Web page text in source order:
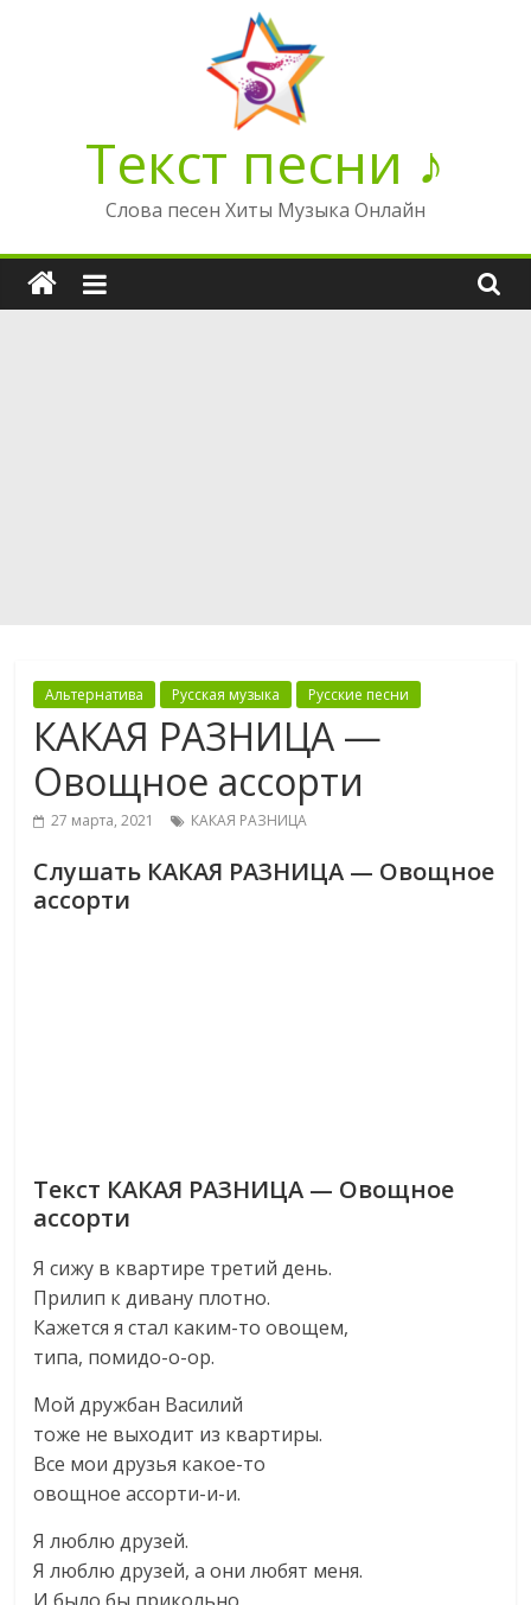
Текст песни ♪
Слова песен Хиты Музыка Онлайн
Альтернатива Русская музыка Русские песни
КАКАЯ РАЗНИЦА —
Овощное ассорти
27 марта, 2021 КАКАЯ РАЗНИЦА
Слушать КАКАЯ РАЗНИЦА — Овощное
ассорти
Текст КАКАЯ РАЗНИЦА — Овощное
ассорти
Я сижу в квартире третий день.
Прилип к дивану плотно.
Кажется я стал каким-то овощем,
типа, помидо-о-ор.
Мой дружбан Василий
тоже не выходит из квартиры.
Все мои друзья какое-то
овощное ассорти-и-и.
Я люблю друзей.
Я люблю друзей, а они любят меня.